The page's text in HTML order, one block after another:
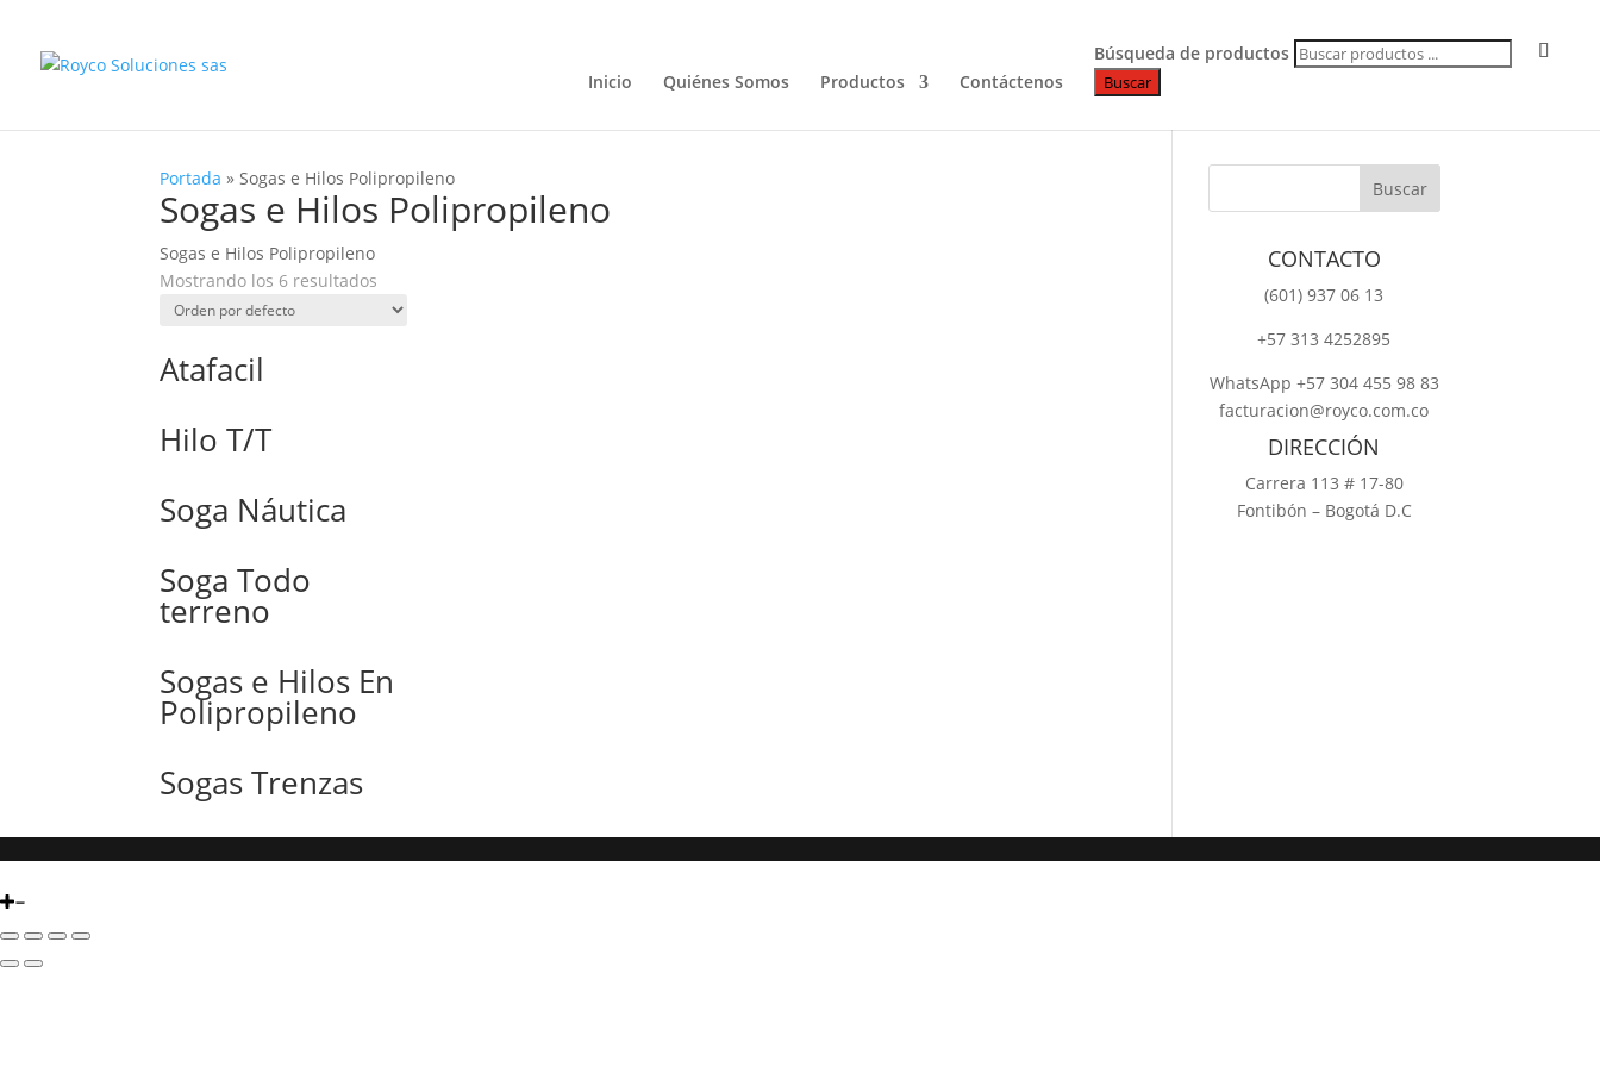
Inicio Quiénes Somos Productos Contáctenos
Búsqueda de productos
Buscar
Portada »Sogas e Hilos Polipropileno
Sogas e Hilos Polipropileno
Sogas e Hilos Polipropileno
Mostrando los 6 resultados
Atafacil
Hilo T/T
Soga Náutica
Soga Todo
terreno
Sogas e Hilos En
Polipropileno
Sogas Trenzas
CONTACTO
‎(601) 937 06 13
‎+57 313 4252895
WhatsApp +57 304 455 98 83
facturacion@royco.com.co
DIRECCIÓN
Carrera 113 # 17-80
Fontibón – Bogotá D.C